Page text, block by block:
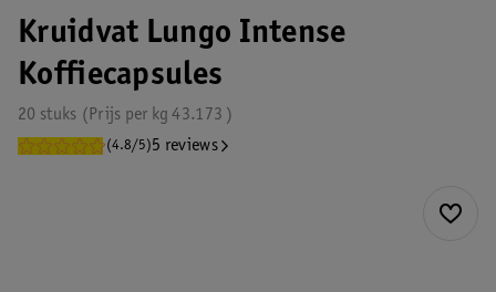
Kruidvat Lungo Intense
Koffiecapsules
20 stuks 43.173
Prijs per kg
(4.8/5)5 reviews